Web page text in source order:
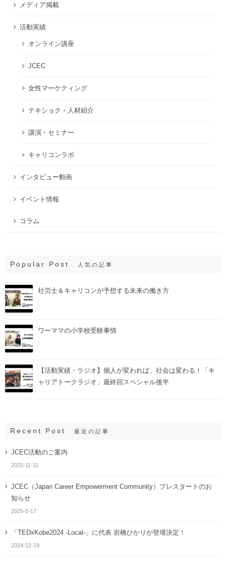
メディア掲載
活動実績
オンライン講座
JCEC
女性マーケティング
テキショク・人材紹介
講演・セミナー
キャリコンラボ
インタビュー動画
イベント情報
コラム
Popular Post 人気の記事
社労士＆キャリコンが予想する未来の働き方
ワーママの小学校受験事情
【活動実績・ラジオ】個人が変われば、社会は変わる！「キ
ャリアトークラジオ」最終回スペシャル後半
Recent Post 最近の記事
JCEC活動のご案内
2025-11-11
JCEC（Japan Career Empowerment Community）プレスタートのお
知らせ
2025-5-17
「TEDxKobe2024 -Local-」に代表 岩橋ひかりが登壇決定！
2024-12-19